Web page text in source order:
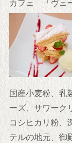
カフェ 「ヴェ
国産小麦粉、乳
ーズ、サワーク
コシヒカリ粉、
テルの地元、御
ホテル
アクテ
御殿場・富
インフォメ
お問い合わ
よくあるご